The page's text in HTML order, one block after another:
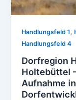
Handlungsfeld 1,
Handlungsfeld 4
Dorfregion
Holtebüttel
Aufnahme